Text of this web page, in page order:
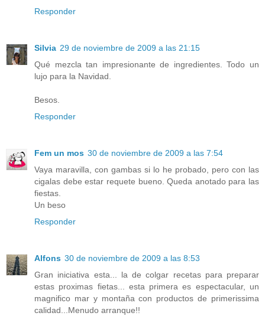
Responder
Silvia 29 de noviembre de 2009 a las 21:15
Qué mezcla tan impresionante de ingredientes. Todo un
lujo para la Navidad.
Besos.
Responder
Fem un mos 30 de noviembre de 2009 a las 7:54
Vaya maravilla, con gambas si lo he probado, pero con las
cigalas debe estar requete bueno. Queda anotado para las
fiestas.
Un beso
Responder
Alfons 30 de noviembre de 2009 a las 8:53
Gran iniciativa esta... la de colgar recetas para preparar
estas proximas fietas... esta primera es espectacular, un
magnifico mar y montaña con productos de primerissima
calidad...Menudo arranque!!